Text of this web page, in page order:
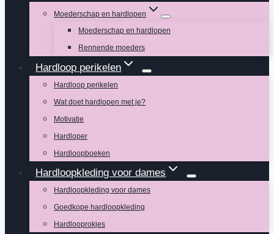
Moederschap en hardlopen
Moederschap en hardlopen
Rennende moeders
Hardloop perikelen
Hardloop perikelen
Wat doet hardlopen met je?
Motivatie
Hardloper
Hardloopboeken
Hardloopkleding voor dames
Hardloopkleding voor dames
Goedkope hardloopkleding
Hardlooprokjes